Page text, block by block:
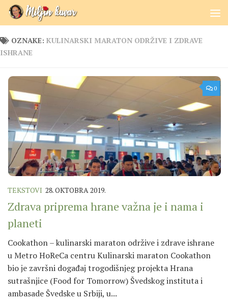
Skip to content
OZNAKE: KULINARSKI MARATON ODRŽIVE I ZDRAVE
ISHRANE
0
TEKSTOVI 28. OKTOBRA 2019.
Zdrava priprema hrane važna je i nama i
planeti
Cookathon – kulinarski maraton održive i zdrave ishrane
u Metro HoReCa centru Kulinarski maraton Cookathon
bio je završni događaj trogodišnjeg projekta Hrana
sutrašnjice (Food for Tomorrow) Švedskog instituta i
ambasade Švedske u Srbiji, u...